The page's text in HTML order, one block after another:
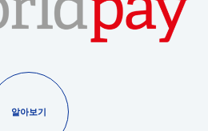
알아보기